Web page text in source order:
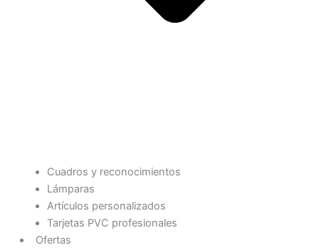
Cuadros y reconocimientos
Lámparas
Artículos personalizados
Tarjetas PVC profesionales
Ofertas